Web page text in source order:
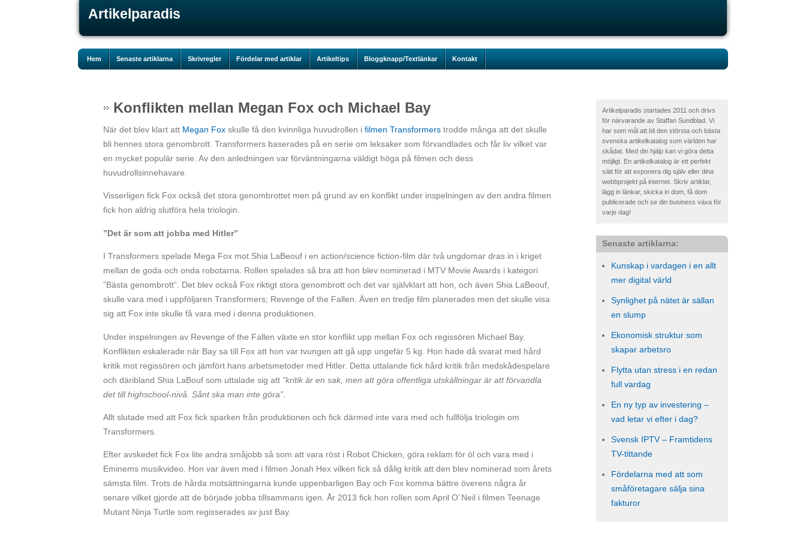
Artikelparadis
Hem Senaste artiklarna Skrivregler Fördelar med artiklar Artikeltips Bloggknapp/Textlänkar Kontakt
Artikelparadis startades 2011 och drivs
för närvarande av Staffan Sundblad. Vi
har som mål att bli den största och bästa
svenska artikelkatalog som världen har
skådat. Med din hjälp kan vi göra detta
möjligt. En artikelkatalog är ett perfekt
sätt för att exponera dig själv eller dina
webbprojekt på internet. Skriv artiklar,
lägg in länkar, skicka in dom, få dom
publicerade och se din business växa för
varje dag!
Senaste artiklarna:
Kunskap i vardagen i en allt
mer digital värld
Synlighet på nätet är sällan
en slump
Ekonomisk struktur som
skapar arbetsro
Flytta utan stress i en redan
full vardag
En ny typ av investering –
vad letar vi efter i dag?
Svensk IPTV – Framtidens
TV-tittande
Fördelarna med att som
småföretagare sälja sina
fakturor
Konflikten mellan Megan Fox och Michael Bay
När det blev klart att Megan Fox skulle få den kvinnliga huvudrollen i filmen Transformers trodde många att det skulle
bli hennes stora genombrott. Transformers baserades på en serie om leksaker som förvandlades och får liv vilket var
en mycket populär serie. Av den anledningen var förväntningarna väldigt höga på filmen och dess
huvudrollsinnehavare.
Visserligen fick Fox också det stora genombrottet men på grund av en konflikt under inspelningen av den andra filmen
fick hon aldrig slutföra hela triologin.
”Det är som att jobba med Hitler”
I Transformers spelade Mega Fox mot Shia LaBeouf i en action/science fiction-film där två ungdomar dras in i kriget
mellan de goda och onda robotarna. Rollen spelades så bra att hon blev nominerad i MTV Movie Awards i kategori
”Bästa genombrott”. Det blev också Fox riktigt stora genombrott och det var självklart att hon, och även Shia LaBeouf,
skulle vara med i uppföljaren Transformers; Revenge of the Fallen. Även en tredje film planerades men det skulle visa
sig att Fox inte skulle få vara med i denna produktionen.
Under inspelningen av Revenge of the Fallen växte en stor konflikt upp mellan Fox och regissören Michael Bay.
Konflikten eskalerade när Bay sa till Fox att hon var tvungen att gå upp ungefär 5 kg. Hon hade då svarat med hård
kritik mot regissören och jämfört hans arbetsmetoder med Hitler. Detta uttalande fick hård kritik från medskådespelare
och däribland Shia LaBouf som uttalade sig att ”kritik är en sak, men att göra offentliga utskällningar är att förvandla
det till highschool-nivå. Sånt ska man inte göra”
Allt slutade med att Fox fick sparken från produktionen och fick därmed inte vara med och fullfölja triologin om
Transformers.
Efter avskedet fick Fox lite andra småjobb så som att vara röst i Robot Chicken, göra reklam för öl och vara med i
Eminems musikvideo. Hon var även med i filmen Jonah Hex vilken fick så dålig kritik att den blev nominerad som årets
sämsta film. Trots de hårda motsättningarna kunde uppenbarligen Bay och Fox komma bättre överens några år
senare vilket gjorde att de började jobba tillsammans igen. År 2013 fick hon rollen som April O´Neil i filmen Teenage
Mutant Ninja Turtle som regisserades av just Bay.